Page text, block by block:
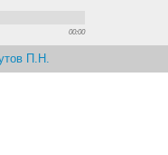
00:00
П.Н.